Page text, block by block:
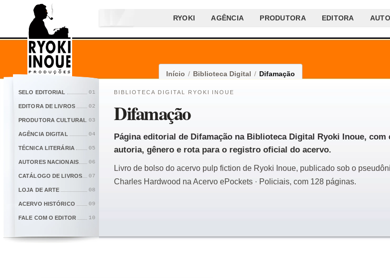
RYOKI AGÊNCIA PRODUTORA EDITORA
SELO EDITORIAL 01
EDITORA DE LIVROS 02
PRODUTORA CULTURAL 03
AGÊNCIA DIGITAL 04
TÉCNICA LITERÁRIA 05
AUTORES NACIONAIS 06
CATÁLOGO DE LIVROS 07
LOJA DE ARTE 08
ACERVO HISTÓRICO 09
FALE COM O EDITOR 10
Início / Biblioteca Digital / Difamação
BIBLIOTECA DIGITAL RYOKI INOUE
Difamação
Página editorial de Difamação na Biblioteca Digital Ryoki Inoue, com
autoria, gênero e rota para o registro oficial do acervo.
Livro de bolso do acervo pulp fiction de Ryoki Inoue, publicado sob o
Charles Hardwood na Acervo ePockets · Policiais, com 128 páginas.